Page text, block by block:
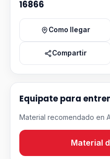
16866
Como llegar
Compartir
Equipate para
Material recomendado en
Material